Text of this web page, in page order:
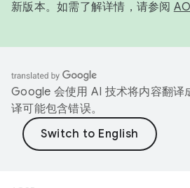
新版本。如需了解详情，请参阅
Google 会使用 AI 技术将内容翻译
译可能包含错误。